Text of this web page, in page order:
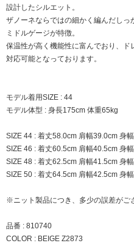
設計したシルエット。
ザノーネならではの細かく編んだし
ミドルゲージが特徴。
保温性が高く機能性に富んでおり、ド
対応可能となっております。
モデル着用SIZE : 44
モデル体型 : 身長175cm 体重65kg
SIZE 44 : 着丈58.0cm 肩幅39.0cm 身
SIZE 46 : 着丈60.5cm 肩幅40.5cm 身
SIZE 48 : 着丈62.5cm 肩幅41.5cm 身
SIZE 50 : 着丈64.5cm 肩幅42.5cm 身
※ニット製品につき、多少の誤差がご
品番 : 810740
COLOR : BEIGE Z2873